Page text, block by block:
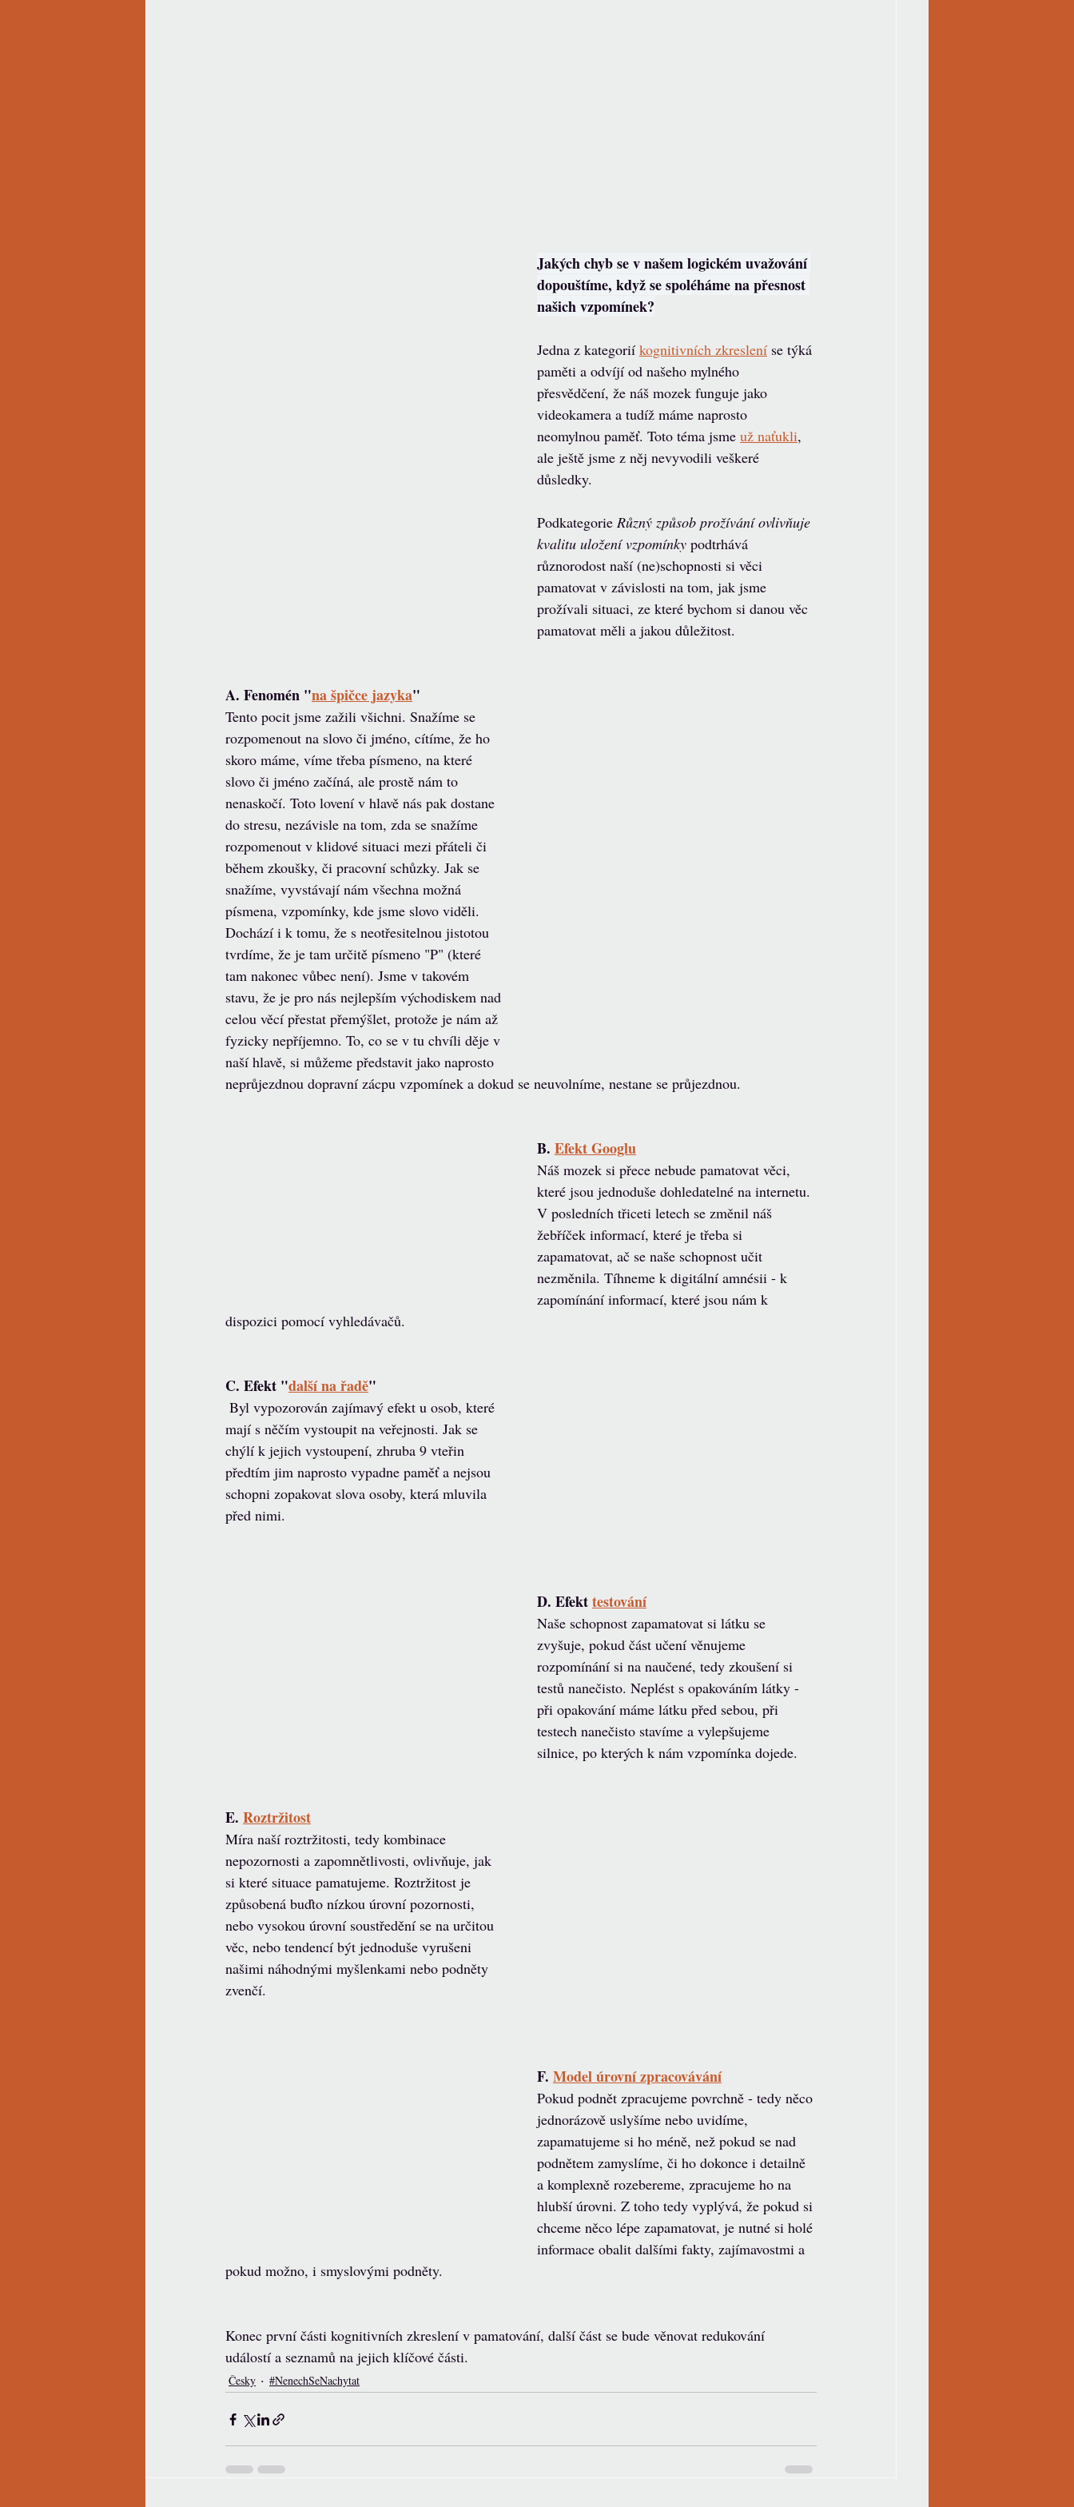
Jakých chyb se v našem logickém uvažování
dopouštíme, když se spoléháme na přesnost
našich vzpomínek?
Jedna z kategorií kognitivních zkreslení se týká
paměti a odvíjí od našeho mylného
přesvědčení, že náš mozek funguje jako
videokamera a tudíž máme naprosto
neomylnou paměť. Toto téma jsme už naťukli,
ale ještě jsme z něj nevyvodili veškeré
důsledky.
Podkategorie Různý způsob prožívání ovlivňuje
kvalitu uložení vzpomínky podtrhává
různorodost naší (ne)schopnosti si věci
pamatovat v závislosti na tom, jak jsme
prožívali situaci, ze které bychom si danou věc
pamatovat měli a jakou důležitost.
A. Fenomén "na špičce jazyka"
Tento pocit jsme zažili všichni. Snažíme se
rozpomenout na slovo či jméno, cítíme, že ho
skoro máme, víme třeba písmeno, na které
slovo či jméno začíná, ale prostě nám to
nenaskočí. Toto lovení v hlavě nás pak dostane
do stresu, nezávisle na tom, zda se snažíme
rozpomenout v klidové situaci mezi přáteli či
během zkoušky, či pracovní schůzky. Jak se
snažíme, vyvstávají nám všechna možná
písmena, vzpomínky, kde jsme slovo viděli.
Dochází i k tomu, že s neotřesitelnou jistotou
tvrdíme, že je tam určitě písmeno "P" (které
tam nakonec vůbec není). Jsme v takovém
stavu, že je pro nás nejlepším východiskem nad
celou věcí přestat přemýšlet, protože je nám až
fyzicky nepříjemno. To, co se v tu chvíli děje v
naší hlavě, si můžeme představit jako naprosto
neprůjezdnou dopravní zácpu vzpomínek a dokud se neuvolníme, nestane se průjezdnou.
B. Efekt Googlu
Náš mozek si přece nebude pamatovat věci,
které jsou jednoduše dohledatelné na internetu.
V posledních třiceti letech se změnil náš
žebříček informací, které je třeba si
zapamatovat, ač se naše schopnost učit
nezměnila. Tíhneme k digitální amnésii - k
zapomínání informací, které jsou nám k
dispozici pomocí vyhledávačů.
C. Efekt "další na řadě"
mají s něčím vystoupit na veřejnosti. Jak se
chýlí k jejich vystoupení, zhruba 9 vteřin
předtím jim naprosto vypadne paměť a nejsou
schopni zopakovat slova osoby, která mluvila
před nimi.
D. Efekt testování
Naše schopnost zapamatovat si látku se
zvyšuje, pokud část učení věnujeme
rozpomínání si na naučené, tedy zkoušení si
testů nanečisto. Neplést s opakováním látky -
při opakování máme látku před sebou, při
testech nanečisto stavíme a vylepšujeme
silnice, po kterých k nám vzpomínka dojede.
E. Roztržitost
Míra naší roztržitosti, tedy kombinace
nepozornosti a zapomnětlivosti, ovlivňuje, jak
si které situace pamatujeme. Roztržitost je
způsobená buďto nízkou úrovní pozornosti,
nebo vysokou úrovní soustředění se na určitou
věc, nebo tendencí být jednoduše vyrušeni
našimi náhodnými myšlenkami nebo podněty
zvenčí.
F. Model úrovní zpracovávání
Pokud podnět zpracujeme povrchně - tedy něco
jednorázově uslyšíme nebo uvidíme,
zapamatujeme si ho méně, než pokud se nad
podnětem zamyslíme, či ho dokonce i detailně
a komplexně rozebereme, zpracujeme ho na
hlubší úrovni. Z toho tedy vyplývá, že pokud si
chceme něco lépe zapamatovat, je nutné si holé
informace obalit dalšími fakty, zajímavostmi a
pokud možno, i smyslovými podněty.
Konec první části kognitivních zkreslení v pamatování, další část se bude věnovat redukování
událostí a seznamů na jejich klíčové části.
Česky #NenechSeNachytat